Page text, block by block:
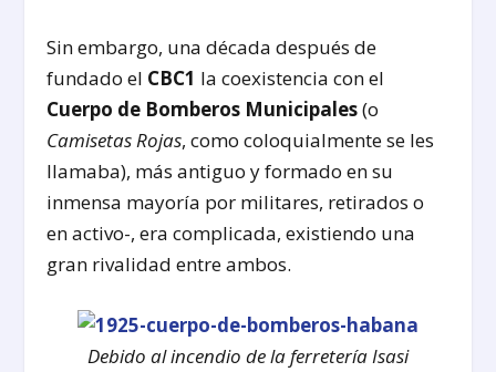
Sin embargo, una década después de
fundado el CBC1 la coexistencia con el
Cuerpo de Bomberos Municipales(o
Camisetas Rojas, como coloquialmente se les
llamaba), más antiguo y formado en su
inmensa mayoría por militares, retirados o
en activo-, era complicada, existiendo una
gran rivalidad entre ambos.
Debido al incendio de la ferretería Isasi